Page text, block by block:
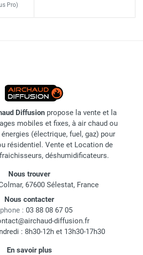
Pro)
Diffusion propose la vente et la
mobiles et fixes, à air chaud ou
(électrique, fuel, gaz) pour
résidentiel. Vente et Location de
déshumidificateurs.
Nous trouver
67600 Sélestat, France
Nous contacter
: 03 88 08 67 05
diffusion.fr
: 8h30-12h et 13h30-17h30
En savoir plus